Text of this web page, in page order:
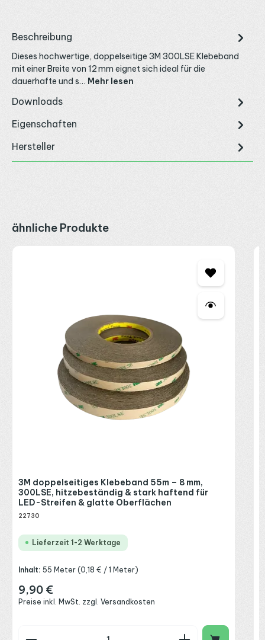
Beschreibung
Dieses hochwertige, doppelseitige 3M 300LSE Klebeband
mit einer Breite von 12 mm eignet sich ideal für die
dauerhafte und s… Mehr lesen
Downloads
Eigenschaften
Hersteller
Produktgalerie überspringen
ähnliche Produkte
3M doppelseitiges Klebeband 55m – 8 mm,
300LSE, hitzebeständig & stark haftend für
LED-Streifen & glatte Oberflächen
22730
Lieferzeit 1-2 Werktage
Inhalt:55 Meter(0,18 € / 1 Meter)
Regulärer Preis:
9,90 €
Preise inkl. MwSt. zzgl. Versandkosten
Produkt Anzahl: Gib den gewünschten Wert